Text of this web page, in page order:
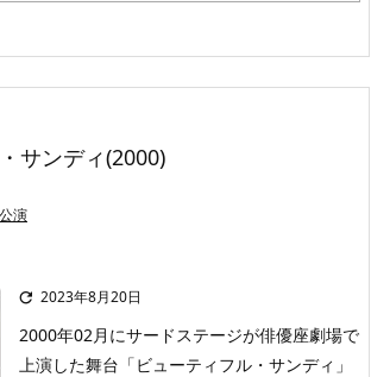
サンディ(2000)
公演
 2023年8月20日
2000年02月にサードステージが俳優座劇場で
上演した舞台「ビューティフル・サンディ」